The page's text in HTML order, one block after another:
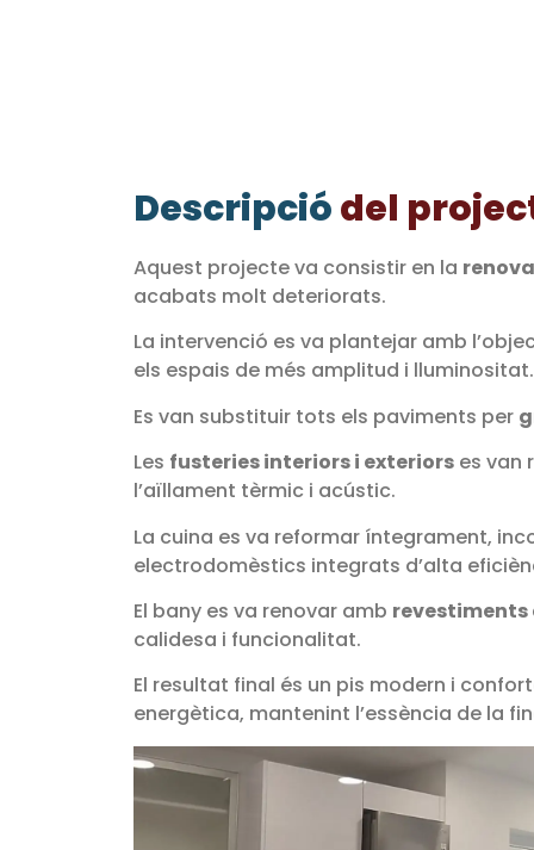
Descripciódel
Aquest projecte va consistir en la
acabats molt deteriorats.
La intervenció es va plantejar amb
els espais de més amplitud i lluminositat.
Es van substituir tots els paviments per
Les fusteries interiors i exteriors es van
l’aïllament tèrmic i acústic.
La cuina es va reformar íntegrament,
electrodomèstics integrats d’alta
El bany es va renovar amb revestiments
calidesa i funcionalitat.
El resultat final és un pis modern i
energètica, mantenint l’essència de la